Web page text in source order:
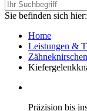
Sie befinden sich hier:
Home
Leistungen &
Präzision bis